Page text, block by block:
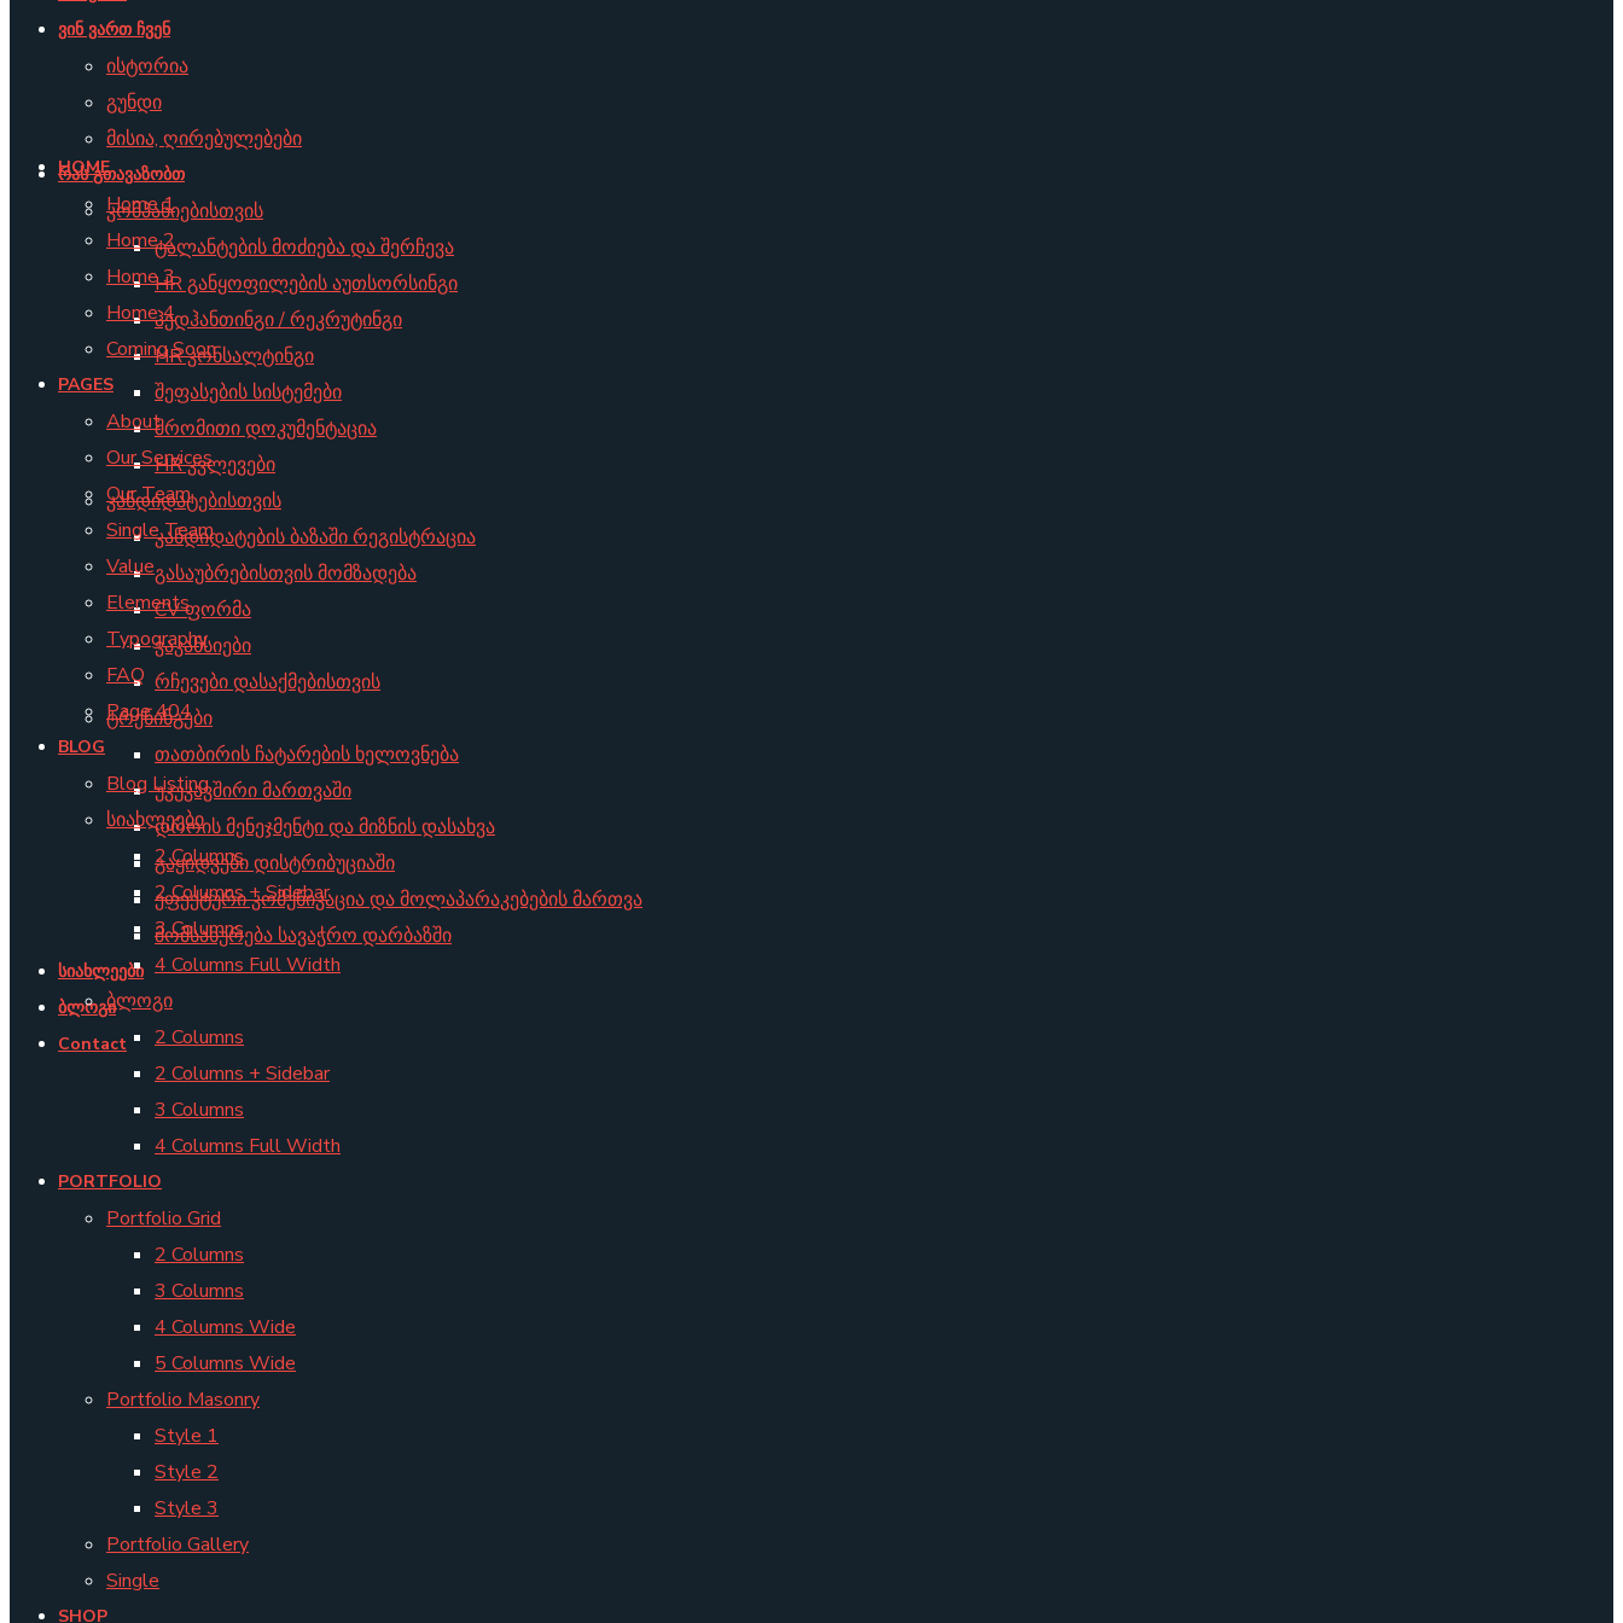
ვინ ვართ ჩვენ
ისტორია
გუნდი
მისია, ღირებულებები
რას გთავაზობთ
კომპანიებისთვის
ტალანტების მოძიება და შერჩევა
HR განყოფილების აუთსორსინგი
ჰედჰანთინგი / რეკრუტინგი
HR კონსალტინგი
შეფასების სისტემები
შრომითი დოკუმენტაცია
HR კვლევები
კანდიდატებისთვის
კანდიდატების ბაზაში რეგისტრაცია
გასაუბრებისთვის მომზადება
CV ფორმა
ვაკანსიები
რჩევები დასაქმებისთვის
ტრენინგები
თათბირის ჩატარების ხელოვნება
უკუკავშირი მართვაში
დროის მენეჯმენტი და მიზნის დასახვა
გაყიდვები დისტრიბუციაში
ეფექტური კომუნიკაცია და მოლაპარაკებების მართვა
მომსახურება სავაჭრო დარბაზში
სიახლეები
ბლოგი
Contact
HOME
Home 1
Home 2
Home 3
Home 4
Coming Soon
PAGES
About
Our Services
Our Team
Single Team
Value
Elements
Typography
FAQ
Page 404
BLOG
Blog Listing
სიახლეები
2 Columns
2 Columns + Sidebar
3 Columns
4 Columns Full Width
ბლოგი
2 Columns
2 Columns + Sidebar
3 Columns
4 Columns Full Width
PORTFOLIO
Portfolio Grid
2 Columns
3 Columns
4 Columns Wide
5 Columns Wide
Portfolio Masonry
Style 1
Style 2
Style 3
Portfolio Gallery
Single
SHOP